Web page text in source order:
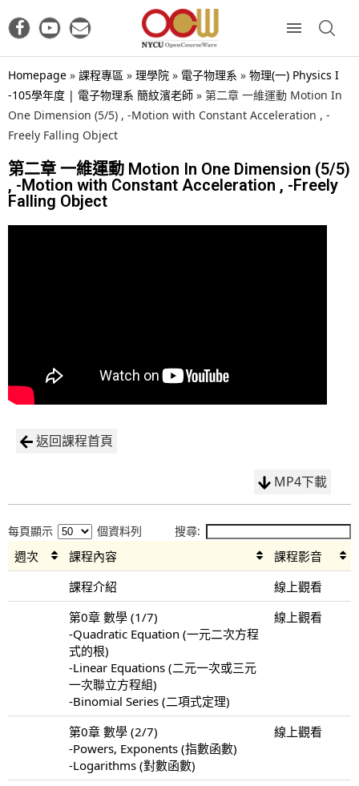
Homepage » 課程專區 » 理學院 » 電子物理系 » 物理(一) Physics I
-105學年度 | 電子物理系 簡紋濱老師 » 第二章 一維運動 Motion In
One Dimension (5/5) , -Motion with Constant Acceleration , -
Freely Falling Object
第二章 一維運動 Motion In One Dimension (5/5)
, -Motion with Constant Acceleration , -Freely
Falling Object
返回課程首頁
MP4下載
每頁顯示 個資料列 搜尋:
週次 課程內容
課程影音
課程介紹
線上觀看
第0章 數學 (1/7)
-Quadratic Equation (一元二次方程
式的根)
-Linear Equations (二元一次或三元
一次聯立方程組)
-Binomial Series (二項式定理)
線上觀看
第0章 數學 (2/7)
-Powers, Exponents (指數函數)
-Logarithms (對數函數)
線上觀看